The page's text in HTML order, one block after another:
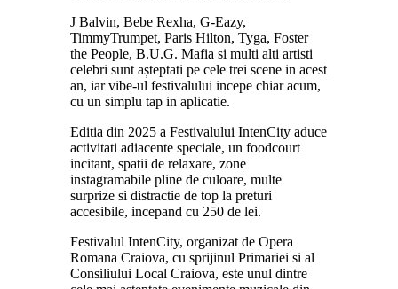
J Balvin, Bebe Rexha, G-Eazy,
TimmyTrumpet, Paris Hilton, Tyga, Foster
the People, B.U.G. Mafia si multi alti artisti
celebri sunt așteptati pe cele trei scene in acest
an, iar vibe-ul festivalului incepe chiar acum,
cu un simplu tap in aplicatie.
Editia din 2025 a Festivalului IntenCity aduce
activitati adiacente speciale, un foodcourt
incitant, spatii de relaxare, zone
instagramabile pline de culoare, multe
surprize si distractie de top la preturi
accesibile, incepand cu 250 de lei.
Festivalul IntenCity, organizat de Opera
Romana Craiova, cu sprijinul Primariei si al
Consiliului Local Craiova, este unul dintre